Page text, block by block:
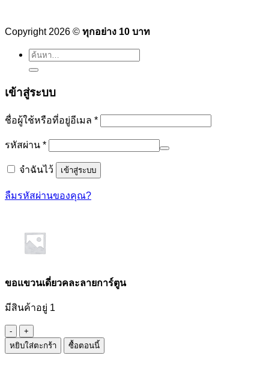
Copyright 2026 © ทุกอย่าง 10 บาท
ค้นหา:
เข้าสู่ระบบ
ชื่อผู้ใช้หรือที่อยู่อีเมล *ต้องการ
รหัสผ่าน *ต้องการ
จำฉันไว้ เข้าสู่ระบบ
ลืมรหัสผ่านของคุณ?
ขอแขวนเดี่ยวคละลายการ์ตูน
มีสินค้าอยู่ 1
จำนวน
ขอ
หยิบใส่ตะกร้า ซื้อตอนนี้